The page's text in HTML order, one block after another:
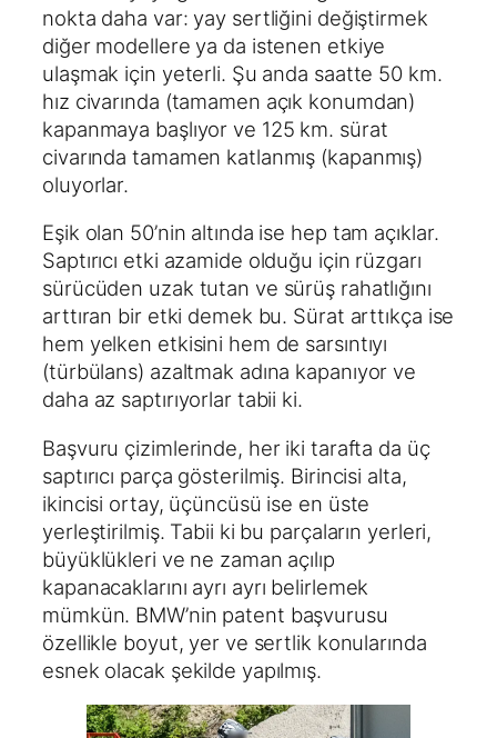
nokta daha var: yay sertliğini değiştirmek
diğer modellere ya da istenen etkiye
ulaşmak için yeterli. Şu anda saatte 50 km.
hız civarında (tamamen açık konumdan)
kapanmaya başlıyor ve 125 km. sürat
civarında tamamen katlanmış (kapanmış)
oluyorlar.
Eşik olan 50’nin altında ise hep tam açıklar.
Saptırıcı etki azamide olduğu için rüzgarı
sürücüden uzak tutan ve sürüş rahatlığını
arttıran bir etki demek bu. Sürat arttıkça ise
hem yelken etkisini hem de sarsıntıyı
(türbülans) azaltmak adına kapanıyor ve
daha az saptırıyorlar tabii ki.
Başvuru çizimlerinde, her iki tarafta da üç
saptırıcı parça gösterilmiş. Birincisi alta,
ikincisi ortay, üçüncüsü ise en üste
yerleştirilmiş. Tabii ki bu parçaların yerleri,
büyüklükleri ve ne zaman açılıp
kapanacaklarını ayrı ayrı belirlemek
mümkün. BMW’nin patent başvurusu
özellikle boyut, yer ve sertlik konularında
esnek olacak şekilde yapılmış.